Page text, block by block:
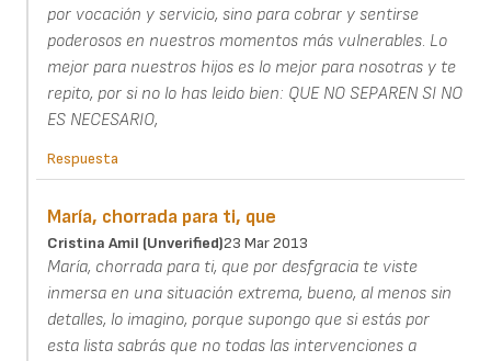
por vocación y servicio, sino para cobrar y sentirse
poderosos en nuestros momentos más vulnerables. Lo
mejor para nuestros hijos es lo mejor para nosotras y te
repito, por si no lo has leido bien: QUE NO SEPAREN SI NO
ES NECESARIO,
Respuesta
María, chorrada para ti, que
Cristina Amil (unverified)23 Mar 2013
María, chorrada para ti, que por desfgracia te viste
inmersa en una situación extrema, bueno, al menos sin
detalles, lo imagino, porque supongo que si estás por
esta lista sabrás que no todas las intervenciones a